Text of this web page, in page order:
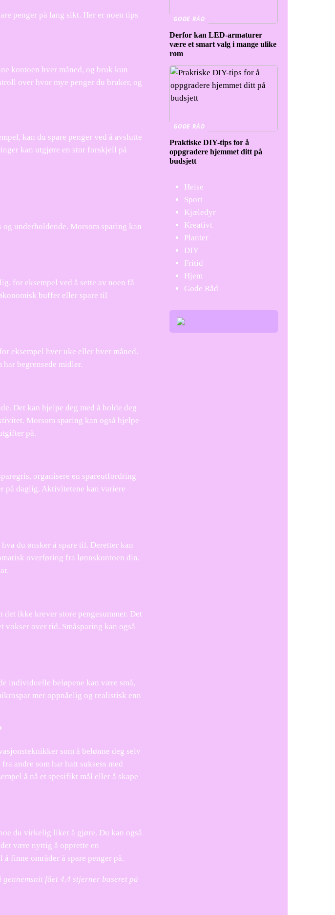
penger på lang sikt. Her er noen tips
kontoen hver måned, og bruk kun
over hvor mye penger du bruker, og
kan du spare penger ved å avslutte
kan utgjøre en stor forskjell på
underholdende. Morsom sparing kan
for eksempel ved å sette av noen få
buffer eller spare til
eksempel hver uke eller hver måned.
begrensede midler.
Det kan hjelpe deg med å holde deg
Morsom sparing kan også hjelpe
på.
organisere en spareutfordring
på daglig. Aktivitetene kan variere
du ønsker å spare til. Deretter kan
overføring fra lønnskontoen din.
ikke krever store pengesummer. Det
vokser over tid. Småsparing kan også
individuelle beløpene kan være små,
mer oppnåelig og realistisk enn
som å belønne deg selv
andre som har hatt suksess med
å nå et spesifikt mål eller å skape
du virkelig liker å gjøre. Du kan også
være nyttig å opprette en
finne områder å spare penger på.
fået 4.4 stjerner baseret på
GODE RÅD
Derfor kan LED-armaturer
være et smart valg i mange ulike
rom
GODE RÅD
Praktiske DIY-tips for å
oppgradere hjemmet ditt på
budsjett
Helse
Sport
Kjæledyr
Kreativt
Planter
DIY
Fritid
Hjem
Gode Råd